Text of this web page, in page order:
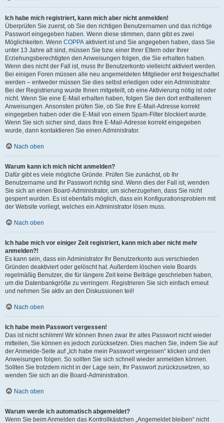
Ich habe mich registriert, kann mich aber nicht anmelden!
Überprüfen Sie zuerst, ob Sie den richtigen Benutzernamen und das richtige
Passwort eingegeben haben. Wenn diese stimmen, dann gibt es zwei
Möglichkeiten. Wenn COPPA aktiviert ist und Sie angegeben haben, dass Sie
unter 13 Jahre alt sind, müssen Sie bzw. einer Ihrer Eltern oder Ihrer
Erziehungsberechtigten den Anweisungen folgen, die Sie erhalten haben.
Wenn dies nicht der Fall ist, muss Ihr Benutzerkonto vielleicht aktiviert werden.
Bei einigen Foren müssen alle neu angemeldeten Mitglieder erst freigeschaltet
werden – entweder müssen Sie dies selbst erledigen oder ein Administrator.
Bei der Registrierung wurde Ihnen mitgeteilt, ob eine Aktivierung nötig ist oder
nicht. Wenn Sie eine E-Mail erhalten haben, folgen Sie den dort enthaltenen
Anweisungen. Ansonsten prüfen Sie, ob Sie Ihre E-Mail-Adresse korrekt
eingegeben haben oder die E-Mail von einem Spam-Filter blockiert wurde.
Wenn Sie sich sicher sind, dass Ihre E-Mail-Adresse korrekt eingegeben
wurde, dann kontaktieren Sie einen Administrator.
Nach oben
Warum kann ich mich nicht anmelden?
Dafür gibt es viele mögliche Gründe. Prüfen Sie zunächst, ob Ihr
Benutzername und Ihr Passwort richtig sind. Wenn dies der Fall ist, wenden
Sie sich an einen Board-Administrator, um sicherzugehen, dass Sie nicht
gesperrt wurden. Es ist ebenfalls möglich, dass ein Konfigurationsproblem mit
der Website vorliegt, welches ein Administrator lösen muss.
Nach oben
Ich habe mich vor einiger Zeit registriert, kann mich aber nicht mehr
anmelden?!
Es kann sein, dass ein Administrator Ihr Benutzerkonto aus verschieden
Gründen deaktiviert oder gelöscht hat. Außerdem löschen viele Boards
regelmäßig Benutzer, die für längere Zeit keine Beiträge geschrieben haben,
um die Datenbankgröße zu verringern. Registrieren Sie sich einfach erneut
und nehmen Sie aktiv an den Diskussionen teil!
Nach oben
Ich habe mein Passwort vergessen!
Das ist nicht schlimm! Wir können Ihnen zwar Ihr altes Passwort nicht wieder
mitteilen, Sie können es jedoch zurücksetzen. Dies machen Sie, indem Sie auf
der Anmelde-Seite auf „Ich habe mein Passwort vergessen“ klicken und den
Anweisungen folgen. So sollten Sie sich schnell wieder anmelden können.
Sollten Sie trotzdem nicht in der Lage sein, Ihr Passwort zurückzusetzen, so
wenden Sie sich an die Board-Administration.
Nach oben
Warum werde ich automatisch abgemeldet?
Wenn Sie beim Anmelden das Kontrollkästchen „Angemeldet bleiben“ nicht